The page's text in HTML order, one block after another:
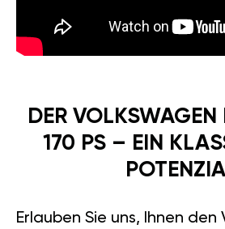
DER VOLKSWAGEN
170 PS – EIN
Erlauben Sie uns, Ihnen den